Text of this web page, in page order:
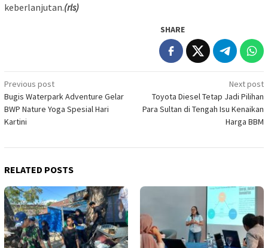
keberlanjutan.(rls)
SHARE
Post
navigation
Previous post
Bugis Waterpark Adventure Gelar
BWP Nature Yoga Spesial Hari
Kartini
Next post
Toyota Diesel Tetap Jadi Pilihan
Para Sultan di Tengah Isu Kenaikan
Harga BBM
RELATED POSTS